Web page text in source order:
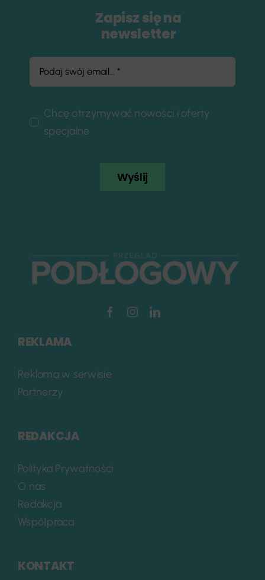
Zapisz się na
newsletter
Chcę otrzymywać nowości i oferty
specjalne
Wyślij
REKLAMA
Reklama w serwisie
Partnerzy
REDAKCJA
Polityka Prywatności
O nas
Redakcja
Współpraca
KONTAKT